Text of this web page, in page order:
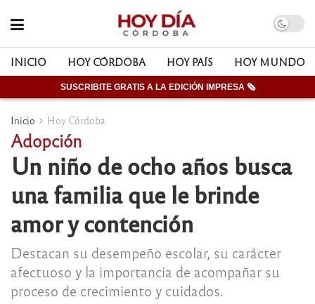
INICIO HOY CÓRDOBA HOY PAÍS HOY MUNDO
SUSCRIBITE GRATIS A LA EDICIÓN IMPRESA 🗞
Inicio Hoy Córdoba
Adopción
Un niño de ocho años busca
una familia que le brinde
amor y contención
Destacan su desempeño escolar, su carácter
afectuoso y la importancia de acompañar su
proceso de crecimiento y cuidados.